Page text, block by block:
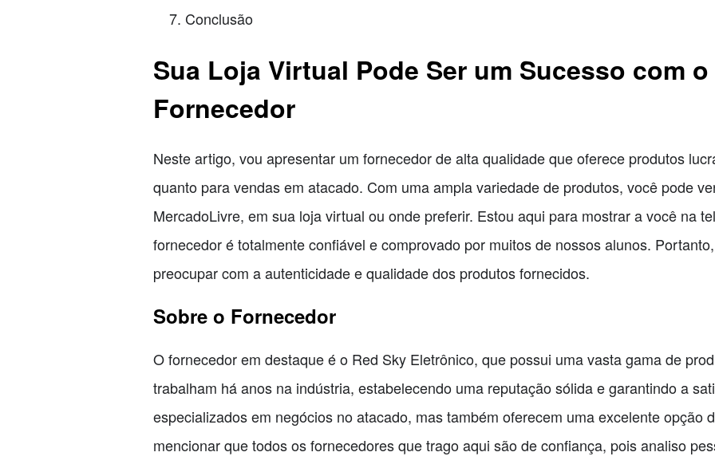
Conclusão
Sua Loja Virtual Pode Ser um Sucesso com
Fornecedor
Neste artigo, vou apresentar um fornecedor de alta qualidade que oferece produtos
quanto para vendas em atacado. Com uma ampla variedade de produtos, você pode
MercadoLivre, em sua loja virtual ou onde preferir. Estou aqui para mostrar a você na
fornecedor é totalmente confiável e comprovado por muitos de nossos alunos.
preocupar com a autenticidade e qualidade dos produtos fornecidos.
Sobre o Fornecedor
O fornecedor em destaque é o Red Sky Eletrônico, que possui uma vasta gama de
trabalham há anos na indústria, estabelecendo uma reputação sólida e garantindo a
especializados em negócios no atacado, mas também oferecem uma excelente opção
mencionar que todos os fornecedores que trago aqui são de confiança, pois analiso